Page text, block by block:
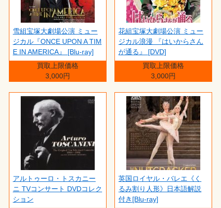
雪組宝塚大劇場公演 ミュー
ジカル『ONCE UPON A TIM
E IN AMERICA』 [Blu-ray]
買取上限価格
3,000円
花組宝塚大劇場公演 ミュー
ジカル浪漫 『はいからさん
が通る』 [DVD]
買取上限価格
3,000円
アルトゥーロ・トスカニー
ニ TVコンサート DVDコレク
ション
英国ロイヤル・バレエ《く
るみ割り人形》日本語解説
付き[Blu-ray]